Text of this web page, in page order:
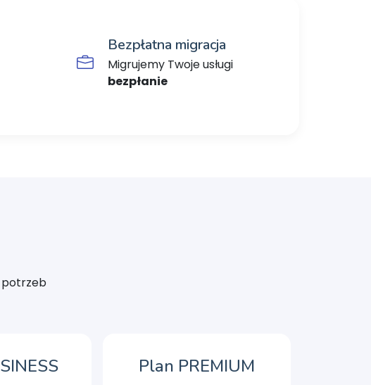
Bezpłatna migracja
Migrujemy Twoje usługi
bezpłanie
potrzeb
Plan PREMIUM